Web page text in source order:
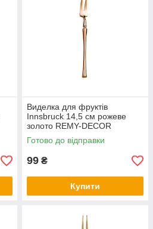
Виделка для фруктів
Innsbruck 14,5 см рожеве
золото REMY-DECOR
Готово до відправки
99 ₴
Купити